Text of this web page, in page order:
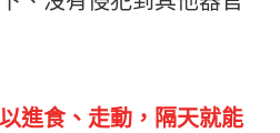
進食、走動，隔天就能